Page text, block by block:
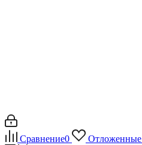
Сравнение0 Отложенные